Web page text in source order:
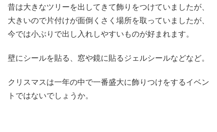
昔は大きなツリーを出してきて飾りをつけていましたが、
大きいので片付けが面倒くさく場所を取っていましたが、
今では小ぶりで出し入れしやすいものが好まれます。
壁にシールを貼る、窓や鏡に貼るジェルシールなどなど。
クリスマスは一年の中で一番盛大に飾りつけをするイベン
トではないでしょうか。